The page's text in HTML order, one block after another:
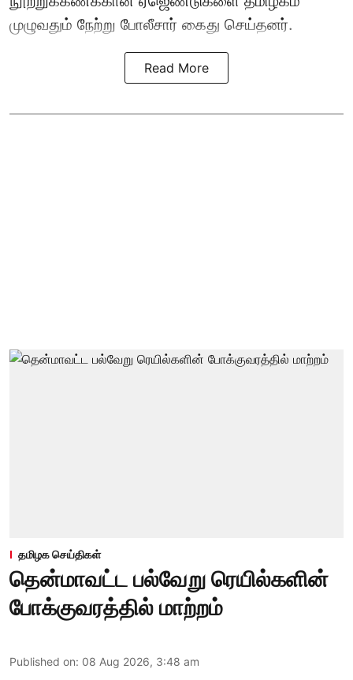
முழுவதும் நேற்று போலீசார் கைது செய்தனர்.
Read More
தமிழக செய்திகள்
தென்மாவட்ட பல்வேறு ரெயில்களின்
போக்குவரத்தில் மாற்றம்
Published on: 08 Aug 2026, 3:48 am